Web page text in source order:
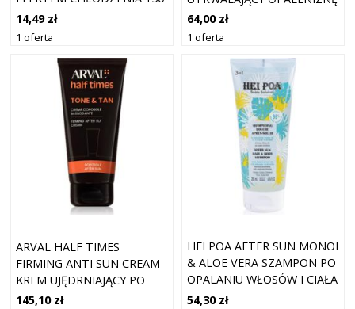
ML
14,49 zł
1 oferta
PO OPALANIU 195 ML
64,00 zł
1 oferta
ARVAL HALF TIMES
FIRMING ANTI SUN CREAM
KREM UJĘDRNIAJĄCY PO
OPALANIU 175 ML
145,10 zł
HEI POA AFTER SUN MONOI
& ALOE VERA SZAMPON PO
OPALANIU WŁOSÓW I CIAŁA
200 ML
54,30 zł